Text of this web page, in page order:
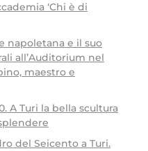
‘Chi è di
napoletana e il suo
all’Auditorium nel
maestro e
A Turi la bella scultura
del Seicento a Turi.